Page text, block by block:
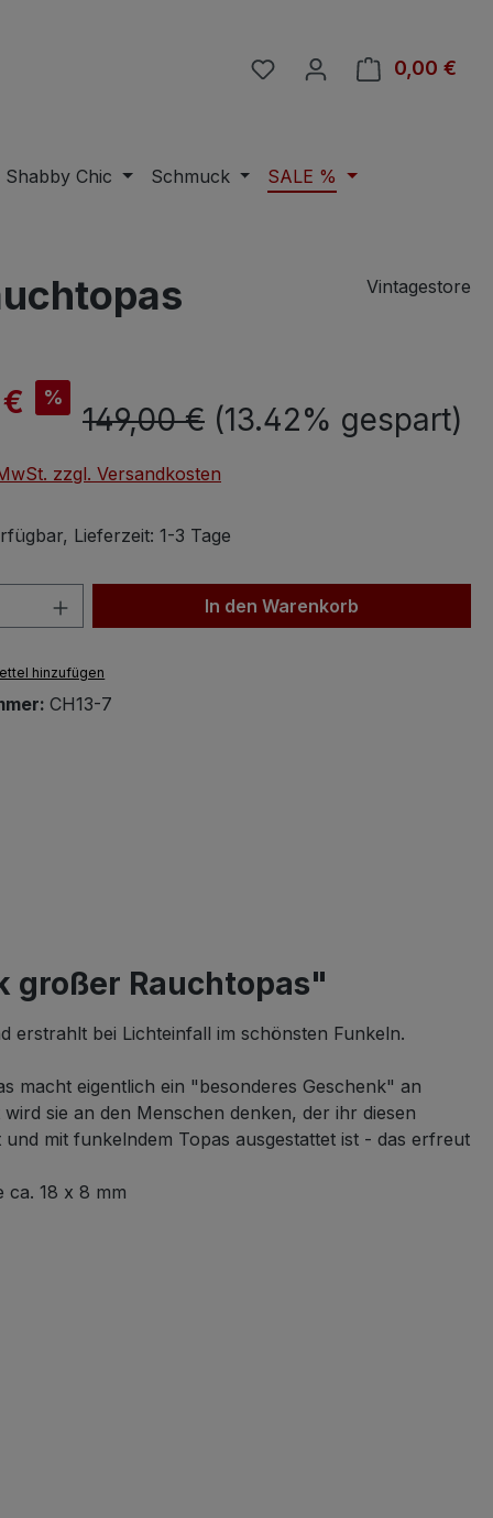
Du hast 0 Produkte auf
0,00 €
Shabby Chic Schmuck SALE %
Vintagestore
%
Regulärer Preis:
149,00 € (13.42% gespart)
zzgl. Versandkosten
Lieferzeit: 1-3 Tage
Anzahl: Gib den gewünschten Wert
In den Warenkorb
hinzufügen
CH13-7
großer Rauchtopas"
erstrahlt bei Lichteinfall im schönsten Funkeln.
macht eigentlich ein "besonderes Geschenk" an
sie an den Menschen denken, der ihr diesen
mit funkelndem Topas ausgestattet ist - das erfreut
ca. 18 x 8 mm